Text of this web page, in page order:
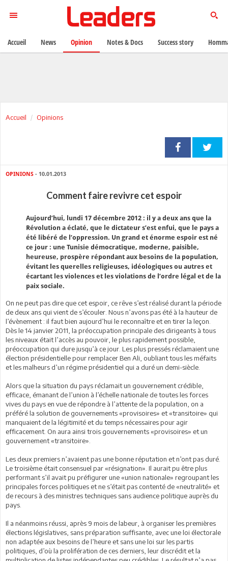
Accueil Opinions
OPINIONS - 10.01.2013
Comment faire revivre cet espoir
Aujourd’hui, lundi 17 décembre 2012 : il y a deux ans que la
Révolution a éclaté, que le dictateur s’est enfui, que le pays a
été libéré de l’oppression. Un grand et énorme espoir est né
ce jour : une Tunisie démocratique, moderne, paisible,
heureuse, prospère répondant aux besoins de la population,
évitant les querelles religieuses, idéologiques ou autres et
écartant les violences et les violations de l’ordre légal et de la
paix sociale.
On ne peut pas dire que cet espoir, ce rêve s’est réalisé durant la période
de deux ans qui vient de s’écouler. Nous n’avons pas été à la hauteur de
l’évènement : il faut bien aujourd’hui le reconnaître et en tirer la leçon.
Dès le 14 janvier 2011, la préoccupation principale des dirigeants à tous
les niveaux était l’accès au pouvoir, le plus rapidement possible,
préoccupation qui dure jusqu’à ce jour. Les plus pressés réclamaient une
élection présidentielle pour remplacer Ben Ali, oubliant tous les méfaits
et les malheurs d’un régime présidentiel qui a duré un demi-siècle.
Alors que la situation du pays réclamait un gouvernement crédible,
efficace, émanant de l’union à l’échelle nationale de toutes les forces
vives du pays en vue de répondre à l’attente de la population, on a
préféré la solution de gouvernements «provisoires» et «transitoire» qui
manquaient de la légitimité et du temps nécessaires pour agir
efficacement. On aura ainsi trois gouvernements «provisoires» et un
gouvernement «transitoire».
Les deux premiers n’avaient pas une bonne réputation et n’ont pas duré.
Le troisième était consensuel par «résignation». Il aurait pu être plus
performant s’il avait pu préfigurer une «union nationale» regroupant les
principales forces politiques et ne s’était pas contenté de «neutralité» et
de recours à des ministres techniques sans audience politique auprès du
pays.
Il a néanmoins réussi, après 9 mois de labeur, à organiser les premières
élections législatives, sans préparation suffisante, avec une loi électorale
non adaptée aux besoins de l’heure et sans une loi sur les partis
politiques, d’où la prolifération de ces derniers, leur discrédit et la
Accueil News Opinion Notes & Docs Success story